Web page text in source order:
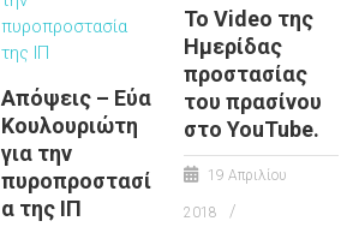
Απόψεις – Εύα
Κουλουριώτη
για την
πυροπροστασί
α της ΙΠ
Το Video της
Ημερίδας
προστασίας
του πρασίνου
στο YouTube.
19 Απριλίου
2018